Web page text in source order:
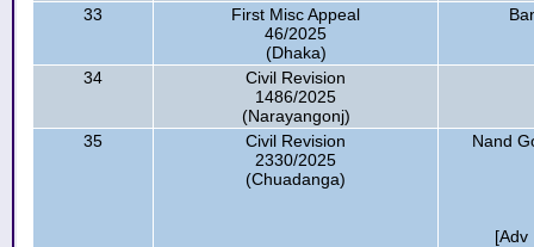
33
First Misc Appeal
46/2025
(Dhaka)
34
Civil Revision
1486/2025
(Narayangonj)
35
Civil Revision
2330/2025
(Chuadanga)
Nand
[Adv